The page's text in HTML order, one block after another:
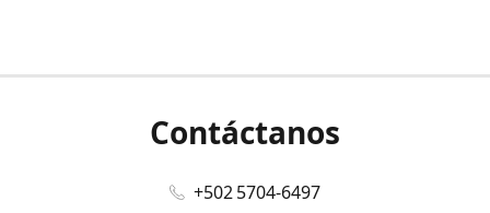
Contáctanos
+502 5704-6497